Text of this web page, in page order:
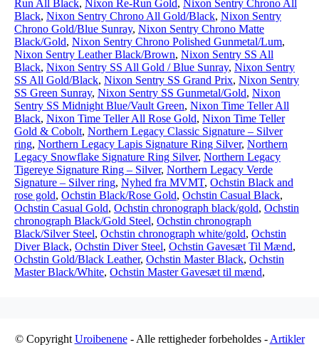
Run All Black, Nixon Re-Run Gold, Nixon Sentry Chrono All
Black, Nixon Sentry Chrono All Gold/Black, Nixon Sentry
Chrono Gold/Blue Sunray, Nixon Sentry Chrono Matte
Black/Gold, Nixon Sentry Chrono Polished Gunmetal/Lum,
Nixon Sentry Leather Black/Brown, Nixon Sentry SS All
Black, Nixon Sentry SS All Gold / Blue Sunray, Nixon Sentry
SS All Gold/Black, Nixon Sentry SS Grand Prix, Nixon Sentry
SS Green Sunray, Nixon Sentry SS Gunmetal/Gold, Nixon
Sentry SS Midnight Blue/Vault Green, Nixon Time Teller All
Black, Nixon Time Teller All Rose Gold, Nixon Time Teller
Gold & Cobolt, Northern Legacy Classic Signature – Silver
ring, Northern Legacy Lapis Signature Ring Silver, Northern
Legacy Snowflake Signature Ring Silver, Northern Legacy
Tigereye Signature Ring – Silver, Northern Legacy Verde
Signature – Silver ring, Nyhed fra MVMT, Ochstin Black and
rose gold, Ochstin Black/Rose Gold, Ochstin Casual Black,
Ochstin Casual Gold, Ochstin chronograph black/gold, Ochstin
chronograph Black/Gold Steel, Ochstin chronograph
Black/Silver Steel, Ochstin chronograph white/gold, Ochstin
Diver Black, Ochstin Diver Steel, Ochstin Gavesæt Til Mænd,
Ochstin Gold/Black Leather, Ochstin Master Black, Ochstin
Master Black/White, Ochstin Master Gavesæt til mænd,
© Copyright Uroibenene- Alle rettigheder forbeholdes - Artikler